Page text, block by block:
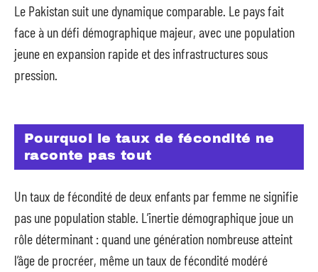
Le Pakistan suit une dynamique comparable. Le pays fait
face à un défi démographique majeur, avec une population
jeune en expansion rapide et des infrastructures sous
pression.
Pourquoi le taux de fécondité ne
raconte pas tout
Un taux de fécondité de deux enfants par femme ne signifie
pas une population stable. L’inertie démographique joue un
rôle déterminant : quand une génération nombreuse atteint
l’âge de procréer, même un taux de fécondité modéré